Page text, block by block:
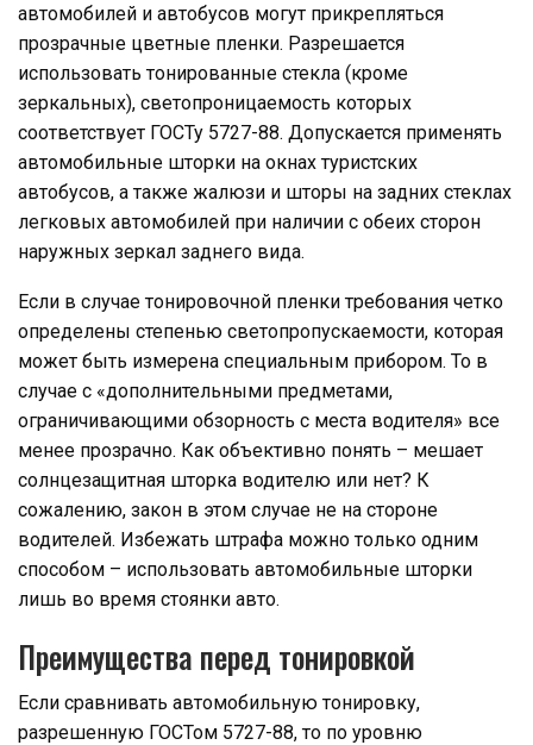
автомобилей и автобусов могут прикрепляться
прозрачные цветные пленки. Разрешается
использовать тонированные стекла (кроме
зеркальных), светопроницаемость которых
соответствует ГОСТу 5727-88. Допускается применять
автомобильные шторки на окнах туристских
автобусов, а также жалюзи и шторы на задних стеклах
легковых автомобилей при наличии с обеих сторон
наружных зеркал заднего вида.
Если в случае тонировочной пленки требования четко
определены степенью светопропускаемости, которая
может быть измерена специальным прибором. То в
случае с «дополнительными предметами,
ограничивающими обзорность с места водителя» все
менее прозрачно. Как объективно понять – мешает
солнцезащитная шторка водителю или нет? К
сожалению, закон в этом случае не на стороне
водителей. Избежать штрафа можно только одним
способом – использовать автомобильные шторки
лишь во время стоянки авто.
Преимущества перед тонировкой
Если сравнивать автомобильную тонировку,
разрешенную ГОСТом 5727-88, то по уровню